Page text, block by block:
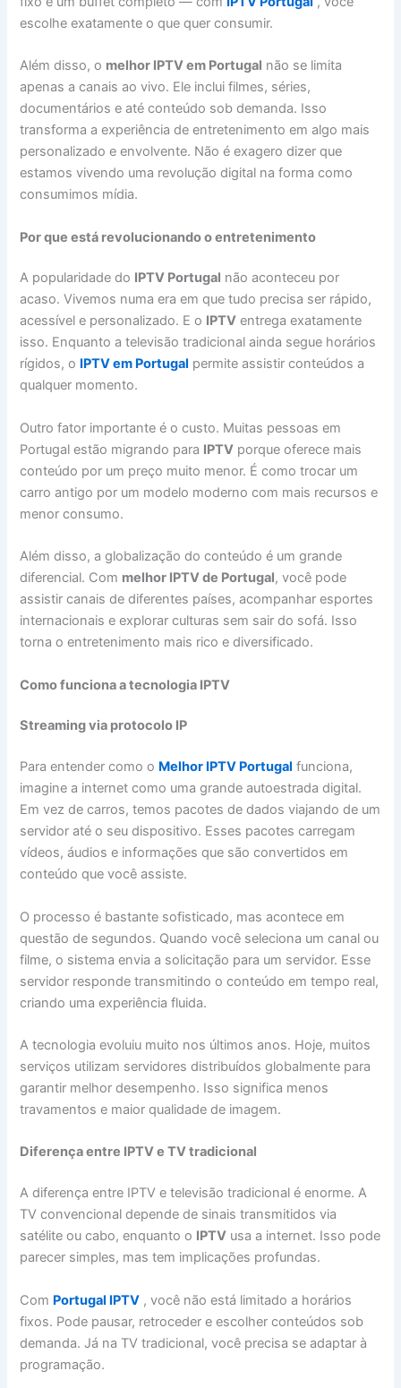
escolhe exatamente o que quer consumir.
Além disso, o melhor IPTV em Portugal não se limita
apenas a canais ao vivo. Ele inclui filmes, séries,
documentários e até conteúdo sob demanda. Isso
transforma a experiência de entretenimento em algo mais
personalizado e envolvente. Não é exagero dizer que
estamos vivendo uma revolução digital na forma como
consumimos mídia.
Por que está revolucionando o entretenimento
A popularidade do IPTV Portugal não aconteceu por
acaso. Vivemos numa era em que tudo precisa ser rápido,
acessível e personalizado. E o IPTV entrega exatamente
isso. Enquanto a televisão tradicional ainda segue horários
rígidos, o IPTV em Portugal permite assistir conteúdos a
qualquer momento.
Outro fator importante é o custo. Muitas pessoas em
Portugal estão migrando para IPTV porque oferece mais
conteúdo por um preço muito menor. É como trocar um
carro antigo por um modelo moderno com mais recursos e
menor consumo.
Além disso, a globalização do conteúdo é um grande
diferencial. Com melhor IPTV de Portugal, você pode
assistir canais de diferentes países, acompanhar esportes
internacionais e explorar culturas sem sair do sofá. Isso
torna o entretenimento mais rico e diversificado.
Como funciona a tecnologia IPTV
Streaming via protocolo IP
Para entender como o Melhor IPTV Portugal funciona,
imagine a internet como uma grande autoestrada digital.
Em vez de carros, temos pacotes de dados viajando de um
servidor até o seu dispositivo. Esses pacotes carregam
vídeos, áudios e informações que são convertidos em
conteúdo que você assiste.
O processo é bastante sofisticado, mas acontece em
questão de segundos. Quando você seleciona um canal ou
filme, o sistema envia a solicitação para um servidor. Esse
servidor responde transmitindo o conteúdo em tempo real,
criando uma experiência fluida.
A tecnologia evoluiu muito nos últimos anos. Hoje, muitos
serviços utilizam servidores distribuídos globalmente para
garantir melhor desempenho. Isso significa menos
travamentos e maior qualidade de imagem.
Diferença entre IPTV e TV tradicional
A diferença entre IPTV e televisão tradicional é enorme. A
TV convencional depende de sinais transmitidos via
satélite ou cabo, enquanto o IPTV usa a internet. Isso pode
parecer simples, mas tem implicações profundas.
Com Portugal IPTV , você não está limitado a horários
fixos. Pode pausar, retroceder e escolher conteúdos sob
demanda. Já na TV tradicional, você precisa se adaptar à
programação.